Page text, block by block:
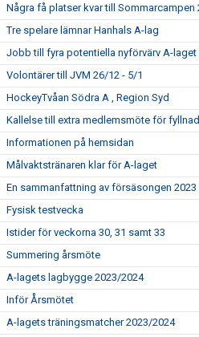
Några få platser kvar till Sommarcampen
Tre spelare lämnar Hanhals A-lag
Jobb till fyra potentiella nyförvärv A-laget
Volontärer till JVM 26/12 - 5/1
HockeyTvåan Södra A , Region Syd
Kallelse till extra medlemsmöte för
Informationen på hemsidan
Målvaktstränaren klar för A-laget
En sammanfattning av försäsongen 2023
Fysisk testvecka
Istider för veckorna 30, 31 samt 33
Summering årsmöte
A-lagets lagbygge 2023/2024
Inför Årsmötet
A-lagets träningsmatcher 2023/2024